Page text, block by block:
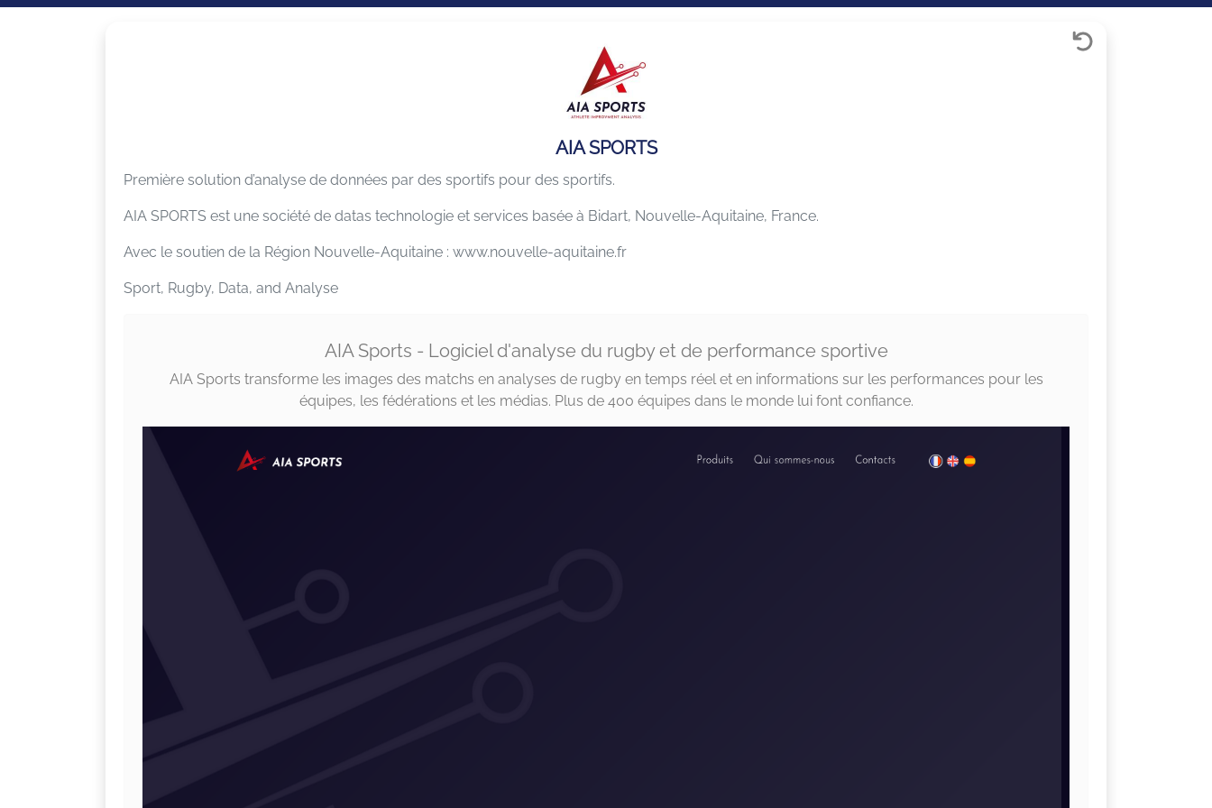
AIA SPORTS
Première solution d’analyse de données par des sportifs pour des sportifs.
AIA SPORTS est une société de datas technologie et services basée à Bidart, Nouvelle-Aquitaine, France.
Avec le soutien de la Région Nouvelle-Aquitaine : www.nouvelle-aquitaine.fr
Sport, Rugby, Data, and Analyse
AIA Sports - Logiciel d'analyse du rugby et de performance sportive
AIA Sports transforme les images des matchs en analyses de rugby en temps réel et en informations sur les performances pour les
équipes, les fédérations et les médias. Plus de 400 équipes dans le monde lui font confiance.